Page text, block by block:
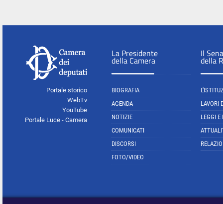
Portale storico
WebTv
YouTube
Portale Luce - Camera
La Presidente
della Camera
BIOGRAFIA
AGENDA
NOTIZIE
COMUNICATI
DISCORSI
FOTO/VIDEO
Il
della
LAVORI
LEGGI E